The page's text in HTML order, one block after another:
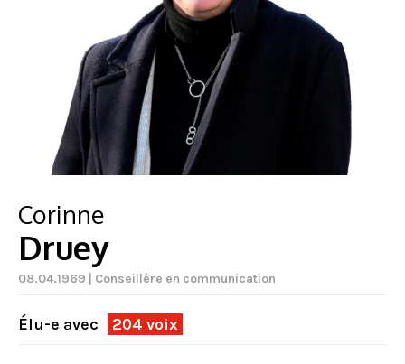
Corinne
Druey
08.04.1969 | Conseillère en communication
Élu-e avec 204 voix